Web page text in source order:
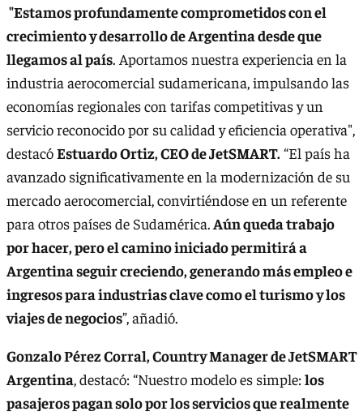
"Estamos profundamente comprometidos con el
crecimiento y desarrollo de Argentina desde que
llegamos al país. Aportamos nuestra experiencia en la
industria aerocomercial sudamericana, impulsando las
economías regionales con tarifas competitivas y un
servicio reconocido por su calidad y eficiencia operativa",
destacóEstuardo Ortiz, CEO de JetSMART.“El país ha
avanzado significativamente en la modernización de su
mercado aerocomercial, convirtiéndose en un referente
para otros países de Sudamérica.Aún queda trabajo
por hacer, pero el camino iniciado permitirá a
Argentina seguir creciendo, generando más empleo e
ingresos para industrias clave como el turismo y los
viajes de negocios”, añadió.
Gonzalo Pérez Corral, Country Manager de JetSMART
Argentina, destacó: “Nuestro modelo es simple:los
pasajeros pagan solo por los servicios que realmente